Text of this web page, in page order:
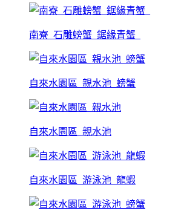
南寮_石雕螃蟹_鋸緣青蟹_
自來水園區_親水池_螃蟹
自來水園區_親水池
自來水園區_游泳池_龍蝦